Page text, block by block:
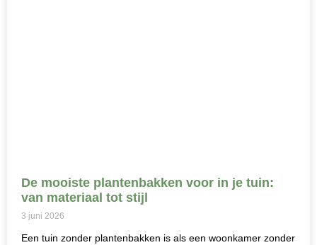
De mooiste plantenbakken voor in je tuin:
van materiaal tot stijl
3 juni 2026
Een tuin zonder plantenbakken is als een woonkamer zonder